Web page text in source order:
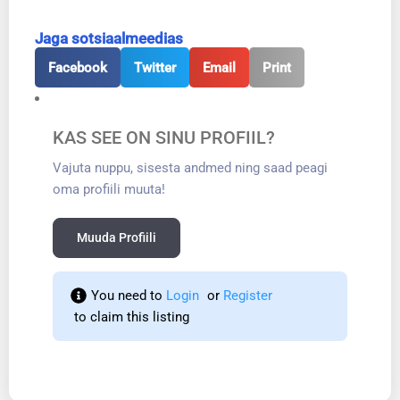
Jaga sotsiaalmeedias
Facebook Twitter Email Print
KAS SEE ON SINU PROFIIL?
Vajuta nuppu, sisesta andmed ning saad peagi
oma profiili muuta!
Muuda Profiili
You need to Login or Register
to claim this listing